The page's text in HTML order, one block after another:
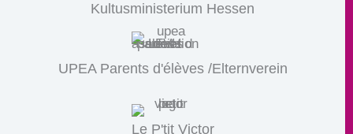
Kultusministerium Hessen
UPEA Parents d'élèves /Elternverein
Le P'tit Victor